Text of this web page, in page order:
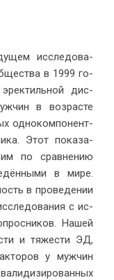
ис­сле­до­ва­
в 1999 го­
дис­
в воз­расте
од­но­ком­по­нент­
Этот по­ка­за­
по срав­не­нию
в ми­ре.
в про­ве­де­нии
с ис­
На­шей
и тя­же­сти ЭД,
у муж­чин